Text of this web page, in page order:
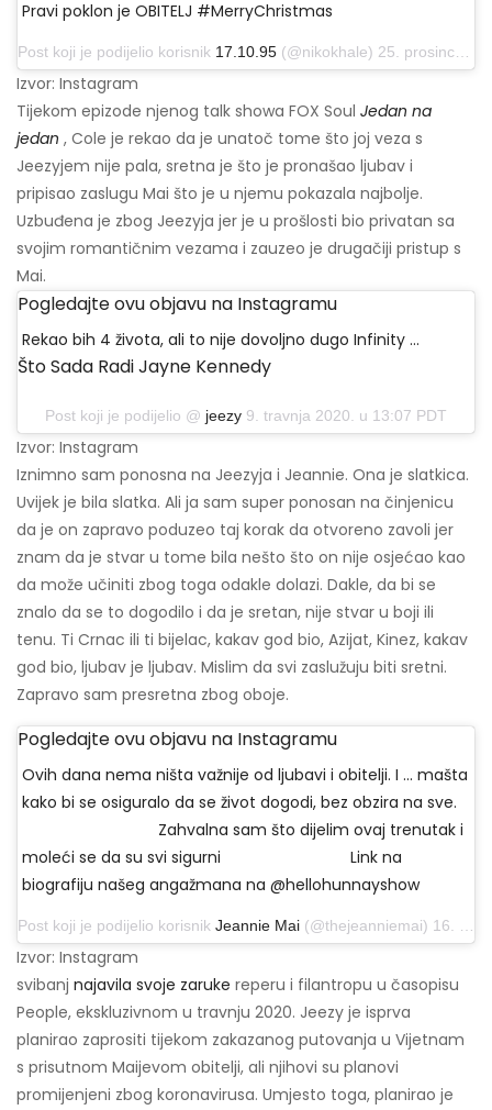
Pravi poklon je OBITELJ #MerryChristmas
Post koji je podijelio korisnik 17.10.95 (@nikokhale) 25. prosinca 2019. u 23:31 PST
Izvor: Instagram
Tijekom epizode njenog talk showa FOX Soul Jedan na
jedan , Cole je rekao da je unatoč tome što joj veza s
Jeezyjem nije pala, sretna je što je pronašao ljubav i
pripisao zaslugu Mai što je u njemu pokazala najbolje.
Uzbuđena je zbog Jeezyja jer je u prošlosti bio privatan sa
svojim romantičnim vezama i zauzeo je drugačiji pristup s
Mai.
Pogledajte ovu objavu na Instagramu
Rekao bih 4 života, ali to nije dovoljno dugo Infinity ...
Što Sada Radi Jayne Kennedy
Post koji je podijelio @ jeezy 9. travnja 2020. u 13:07 PDT
Izvor: Instagram
Iznimno sam ponosna na Jeezyja i Jeannie. Ona je slatkica.
Uvijek je bila slatka. Ali ja sam super ponosan na činjenicu
da je on zapravo poduzeo taj korak da otvoreno zavoli jer
znam da je stvar u tome bila nešto što on nije osjećao kao
da može učiniti zbog toga odakle dolazi. Dakle, da bi se
znalo da se to dogodilo i da je sretan, nije stvar u boji ili
tenu. Ti Crnac ili ti bijelac, kakav god bio, Azijat, Kinez, kakav
god bio, ljubav je ljubav. Mislim da svi zaslužuju biti sretni.
Zapravo sam presretna zbog oboje.
Pogledajte ovu objavu na Instagramu
Ovih dana nema ništa važnije od ljubavi i obitelji. I ... mašta
kako bi se osiguralo da se život dogodi, bez obzira na sve.
⠀⠀⠀⠀⠀⠀⠀⠀⠀⠀⠀⠀ Zahvalna sam što dijelim ovaj trenutak i
moleći se da su svi sigurni ⠀⠀⠀⠀⠀⠀⠀⠀⠀⠀⠀ Link na
biografiju našeg angažmana na @hellohunnayshow
Post koji je podijelio korisnik Jeannie Mai (@thejeanniemai) 16. travnja 2020. u 14:21 PDT
Izvor: Instagram
svibanj najavila svoje zaruke reperu i filantropu u časopisu
People, ekskluzivnom u travnju 2020. Jeezy je isprva
planirao zaprositi tijekom zakazanog putovanja u Vijetnam
s prisutnom Maijevom obitelji, ali njihovi su planovi
promijenjeni zbog koronavirusa. Umjesto toga, planirao je